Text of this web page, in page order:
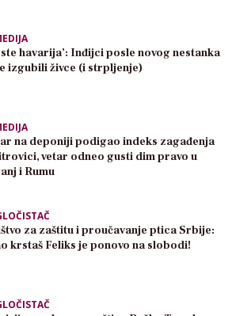
ste havarija’: Inđijci posle novog nestanka
izgubili živce (i strpljenje)
na deponiji podigao indeks zagađenja
vetar odneo gusti dim pravo u
i Rumu
za zaštitu i proučavanje ptica Srbije:
krstaš Feliks je ponovo na slobodi!